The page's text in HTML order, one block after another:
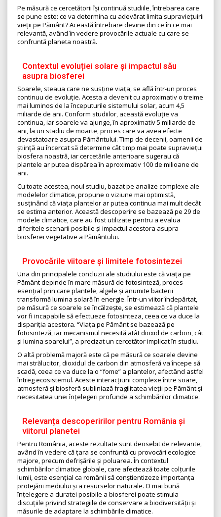
Pe măsură ce cercetătorii își continuă studiile, întrebarea care
se pune este: ce va determina cu adevărat limita supraviețuirii
vieții pe Pământ? Această întrebare devine din ce în ce mai
relevantă, având în vedere provocările actuale cu care se
confruntă planeta noastră.
Contextul evoluției solare și impactul său
asupra biosferei
Soarele, steaua care ne susține viața, se află într-un proces
continuu de evoluție. Acesta a devenit cu aproximativ o treime
mai luminos de la începuturile sistemului solar, acum 4,5
miliarde de ani. Conform studiilor, această evoluție va
continua, iar soarele va ajunge, în aproximativ 5 miliarde de
ani, la un stadiu de moarte, proces care va avea efecte
devastatoare asupra Pământului. Timp de decenii, oamenii de
știință au încercat să determine cât timp mai poate supraviețui
biosfera noastră, iar cercetările anterioare sugerau că
plantele ar putea dispărea în aproximativ 100 de milioane de
ani.
Cu toate acestea, noul studiu, bazat pe analize complexe ale
modelelor climatice, propune o viziune mai optimistă,
susținând că viața plantelor ar putea continua mai mult decât
se estima anterior. Această descoperire se bazează pe 29 de
modele climatice, care au fost utilizate pentru a evalua
diferitele scenarii posibile și impactul acestora asupra
biosferei vegetative a Pământului.
Provocările viitoare și limitele fotosintezei
Una din principalele concluzii ale studiului este că viața pe
Pământ depinde în mare măsură de fotosinteză, proces
esențial prin care plantele, algele și anumite bacterii
transformă lumina solară în energie. Într-un viitor îndepărtat,
pe măsură ce soarele se încălzește, se estimează că plantele
vor fi incapabile să efectueze fotosinteza, ceea ce va duce la
dispariția acestora. “Viața pe Pământ se bazează pe
fotosinteză, iar mecanismul necesită atât dioxid de carbon, cât
și lumina soarelui”, a precizat un cercetător implicat în studiu.
O altă problemă majoră este că pe măsură ce soarele devine
mai strălucitor, dioxidul de carbon din atmosferă va începe să
scadă, ceea ce va duce la o “fome” a plantelor, afectând astfel
întreg ecosistemul. Aceste interacțiuni complexe între soare,
atmosferă și biosferă subliniază fragilitatea vieții pe Pământ și
necesitatea unei înțelegeri profunde a schimbărilor climatice.
Relevanța descoperirilor pentru România și
viitorul planetei
Pentru România, aceste rezultate sunt deosebit de relevante,
având în vedere că țara se confruntă cu provocări ecologice
majore, precum defrișările și poluarea. În contextul
schimbărilor climatice globale, care afectează toate colțurile
lumii, este esențial ca românii să conștientizeze importanța
protejării mediului și a resurselor naturale. O mai bună
înțelegere a duratei posibile a biosferei poate stimula
discuțiile privind strategiile de conservare a biodiversității și
măsurile de adaptare la schimbările climatice.